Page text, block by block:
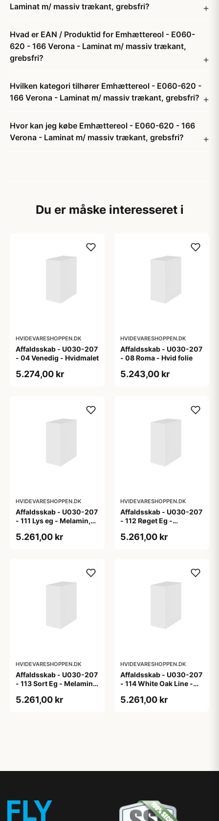
Laminat m/ massiv trækant, grebsfri?
Hvad er EAN / Produktid for Emhættereol - E060-
620 - 166 Verona - Laminat m/ massiv trækant,
grebsfri?
Hvilken kategori tilhører Emhættereol - E060-620 -
166 Verona - Laminat m/ massiv trækant, grebsfri?
Hvor kan jeg købe Emhættereol - E060-620 - 166
Verona - Laminat m/ massiv trækant, grebsfri?
Du er måske interesseret i
HVIDEVARESHOPPEN.DK
Affaldsskab - U030-207
- 04 Venedig - Hvidmalet
5.274,00 kr
HVIDEVARESHOPPEN.DK
Affaldsskab - U030-207
- 08 Roma - Hvid folie
5.243,00 kr
HVIDEVARESHOPPEN.DK
Affaldsskab - U030-207
- 111 Lys eg - Melamin,
5.261,00 kr
HVIDEVARESHOPPEN.DK
Affaldsskab - U030-207
- 112 Røget Eg -
5.261,00 kr
HVIDEVARESHOPPEN.DK
Affaldsskab - U030-207
- 113 Sort Eg - Melamin,
5.261,00 kr
HVIDEVARESHOPPEN.DK
Affaldsskab - U030-207
- 114 White Oak Line -
5.261,00 kr